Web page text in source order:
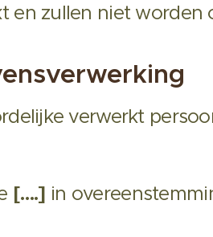
en zullen niet worden
verwerkt
[….] in